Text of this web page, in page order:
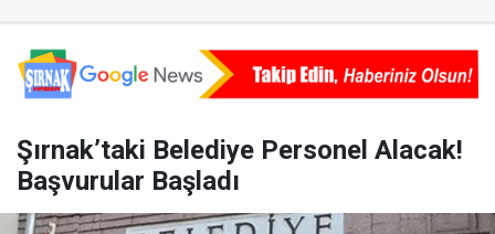
Şırnak’taki Belediye Personel Alacak!
Başvurular Başladı